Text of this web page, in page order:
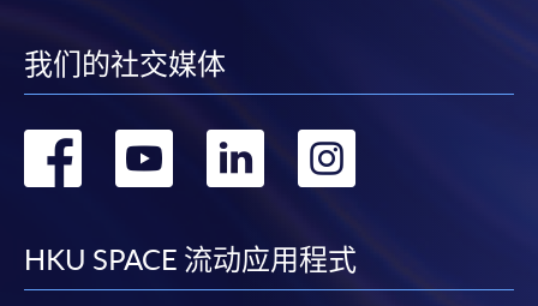
我们的社交媒体
转
facebook
转
youtube
转
linkedin
HKU SPACE 流动应用程式